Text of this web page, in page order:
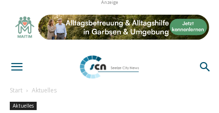
Anzeige
Start Aktuelles
Aktuelles